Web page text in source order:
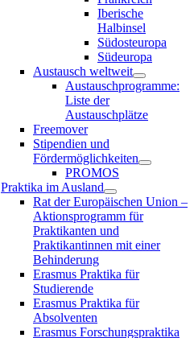
Iberische
Halbinsel
Südosteuropa
Südeuropa
Austausch weltweit
Austauschprogramme:
Liste der
Austauschplätze
Freemover
Stipendien und
Fördermöglichkeiten
PROMOS
Praktika im Ausland
Rat der Europäischen Union –
Aktionsprogramm für
Praktikanten und
Praktikantinnen mit einer
Behinderung
Erasmus Praktika für
Studierende
Erasmus Praktika für
Absolventen
Erasmus Forschungspraktika